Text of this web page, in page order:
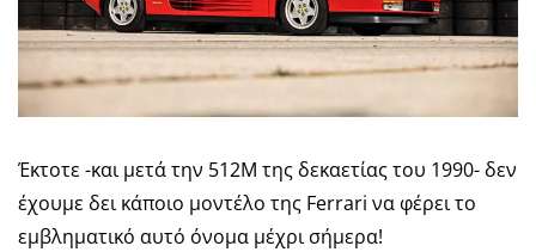
Έκτοτε -και μετά την 512Μ της δεκαετίας του 1990- δεν
έχουμε δει κάποιο μοντέλο της Ferrari να φέρει το
εμβληματικό αυτό όνομα μέχρι σήμερα!